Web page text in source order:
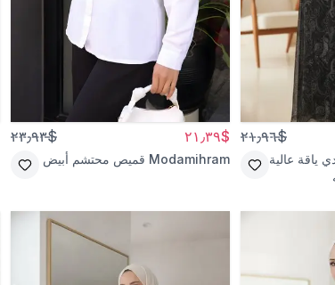
$٢١٫٩٦
ياقة عالية
$٢١٫٣٩ $٢٣٫٩٣
Modamihram قميص محتشم أبيض